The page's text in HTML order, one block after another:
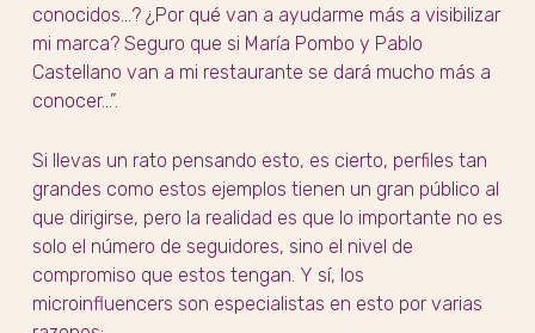
conocidos…? ¿Por qué van a ayudarme más a visibilizar
mi marca? Seguro que si María Pombo y Pablo
Castellano van a mi restaurante se dará mucho más a
conocer…”.
Si llevas un rato pensando esto, es cierto, perfiles tan
grandes como estos ejemplos tienen un gran público al
que dirigirse, pero la realidad es que lo importante no es
solo el número de seguidores, sino el nivel de
compromiso que estos tengan. Y sí, los
microinfluencers son especialistas en esto por varias